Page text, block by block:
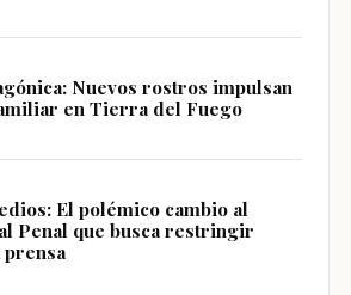
Nuevos rostros impulsan
en Tierra del Fuego
El polémico cambio al
Penal que busca restringir